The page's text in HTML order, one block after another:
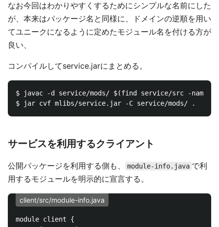
なお今回はわかりやすくするためにシンプルな名前にした
が、本来はパッケージ名と同様に、ドメインの逆順を用い
てユニークになるように定めたモジュール名を付ける方が
良い、
コンパイルしてservice.jarにまとめる。
$ javac -d service/mods/ $(find service/src -name
サービスを利用するクライアント
公開パッケージを利用する側も、 module-info.java で利
用するモジュールを明示的に宣言する。
client/src/module-info.java
module client {